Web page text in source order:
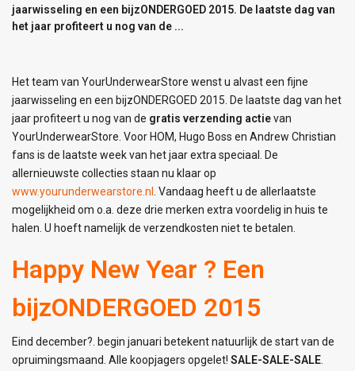
jaarwisseling en een bijzONDERGOED 2015. De laatste dag van
het jaar profiteert u nog van de ...
Het team van YourUnderwearStore wenst u alvast een fijne
jaarwisseling en een bijzONDERGOED 2015. De laatste dag van het
jaar profiteert u nog van de gratis verzending actievan
YourUnderwearStore. Voor HOM, Hugo Boss en Andrew Christian
fans is de laatste week van het jaar extra speciaal. De
allernieuwste collecties staan nu klaar op
www.yourunderwearstore.nl
. Vandaag heeft u de allerlaatste
mogelijkheid om o.a. deze drie merken extra voordelig in huis te
halen. U hoeft namelijk de verzendkosten niet te betalen.
Happy New Year ? Een
bijzONDERGOED 2015
Eind december?. begin januari betekent natuurlijk de start van de
opruimingsmaand. Alle koopjagers opgelet! SALE-SALE-SALE